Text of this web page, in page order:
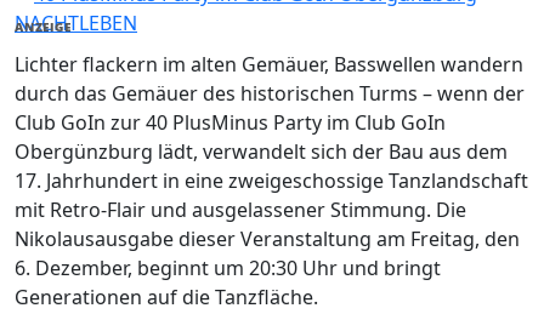
NACHTLEBEN
ANZEIGE
Lichter flackern im alten Gemäuer, Basswellen wandern
durch das Gemäuer des historischen Turms – wenn der
Club GoIn zur 40 PlusMinus Party im Club GoIn
Obergünzburg lädt, verwandelt sich der Bau aus dem
17. Jahrhundert in eine zweigeschossige Tanzlandschaft
mit Retro-Flair und ausgelassener Stimmung. Die
Nikolausausgabe dieser Veranstaltung am Freitag, den
6. Dezember, beginnt um 20:30 Uhr und bringt
Generationen auf die Tanzfläche.